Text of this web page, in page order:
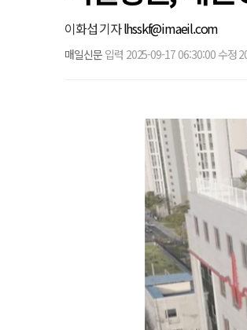
이화섭 기자lhsskf@imaeil.com
매일신문 입력 2025-09-17 06:30:00 수정